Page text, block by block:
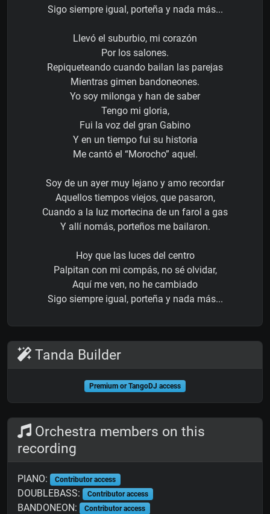
Sigo siempre igual, porteña y nada más...
Llevó el suburbio, mi corazón
Por los salones.
Repiqueteando cuando bailan las parejas
Mientras gimen bandoneones.
Yo soy milonga y han de saber
Tengo mi gloria,
Fui la voz del gran Gabino
Y en un tiempo fui su historia
Me cantó el “Morocho” aquel.
Soy de un ayer muy lejano y amo recordar
Aquellos tiempos viejos, que pasaron,
Cuando a la luz mortecina de un farol a gas
Y allí nomás, porteños me bailaron.
Hoy que las luces del centro
Palpitan con mi compás, no sé olvidar,
Aquí me ven, no he cambiado
Sigo siempre igual, porteña y nada más...
Tanda Builder
Premium or TangoDJ access
Orchestra members on this
recording
PIANO: Contributor access
DOUBLEBASS: Contributor access
BANDONEON: Contributor access